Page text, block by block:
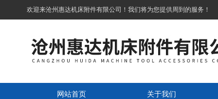
欢迎来沧州惠达机床附件有限公司！我们将为您提供周到的服务！
网站首页 关于我们